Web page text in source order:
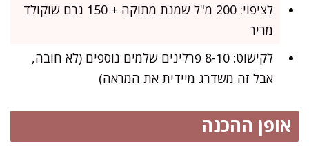
לציפוי: 200 מ"ל שמנת מתוקה + 150 גרם שוקולד
מריר
לקישוט: 8-10 פרלינים שלמים נוספים (לא חובה,
אבל זה משדרג מיידית את המראה)
אופן ההכנה